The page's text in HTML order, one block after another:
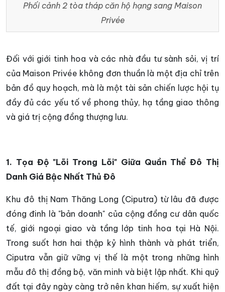
Phối cảnh 2 tòa tháp căn hộ hạng sang Maison
Privée
Đối với giới tinh hoa và các nhà đầu tư sành sỏi, vị trí
của Maison Privée không đơn thuần là một địa chỉ trên
bản đồ quy hoạch, mà là một tài sản chiến lược hội tụ
đầy đủ các yếu tố về phong thủy, hạ tầng giao thông
và giá trị cộng đồng thượng lưu.
1. Tọa Độ "Lõi Trong Lõi" Giữa Quần Thể Đô Thị
Danh Giá Bậc Nhất Thủ Đô
Khu đô thị Nam Thăng Long (Ciputra) từ lâu đã được
đóng đinh là "bản doanh" của cộng đồng cư dân quốc
tế, giới ngoại giao và tầng lớp tinh hoa tại Hà Nội.
Trong suốt hơn hai thập kỷ hình thành và phát triển,
Ciputra vẫn giữ vững vị thế là một trong những hình
mẫu đô thị đồng bộ, văn minh và biệt lập nhất. Khi quỹ
đất tại đây ngày càng trở nên khan hiếm, sự xuất hiện